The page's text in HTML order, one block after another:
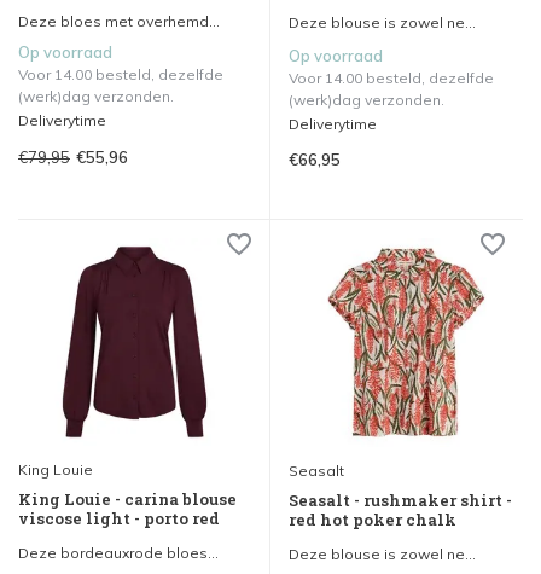
Deze bloes met overhemd...
Op voorraad
Voor 14.00 besteld, dezelfde
(werk)dag verzonden.
Deliverytime
€79,95 €55,96
Deze blouse is zowel ne...
Op voorraad
Voor 14.00 besteld, dezelfde
(werk)dag verzonden.
Deliverytime
€66,95
King Louie
King Louie - carina blouse
viscose light - porto red
Deze bordeauxrode bloes...
Seasalt
Seasalt - rushmaker shirt -
red hot poker chalk
Deze blouse is zowel ne...